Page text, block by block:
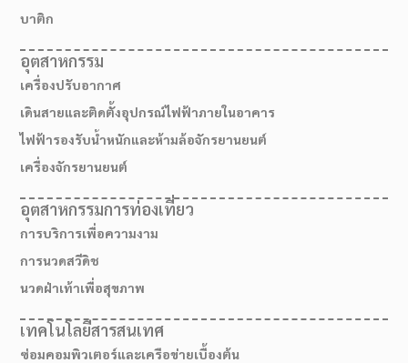
บาติก
อุตสาหกรรม
เครื่องปรับอากาศ
เดินสายและติดตั้งอุปกรณ์ไฟฟ้าภายในอาคาร
ไฟฟ้ารองรับน้ำหนักและห้ามล้อจักรยานยนต์
เครื่องจักรยานยนต์
อุตสาหกรรมการท่องเที่ยว
การบริการเพื่อความงาม
การนวดสวีดิช
นวดฝ่าเท้าเพื่อสุขภาพ
เทคโนโลยีสารสนเทศ
ซ่อมคอมพิวเตอร์และเครือข่ายเบื้องต้น